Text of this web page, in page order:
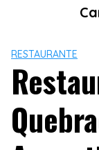
RESTAURANTE